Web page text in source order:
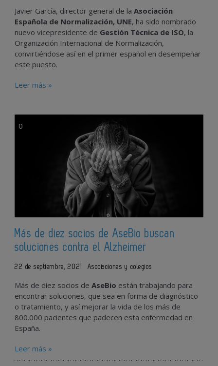
Javier García, director general de la Asociación
Española de Normalización, UNE, ha sido nombrado
nuevo vicepresidente de Gestión Técnica de ISO, la
Organización Internacional de Normalización,
convirtiéndose así en el primer español en desempeñar
este puesto.
Leer más »
0
Más de diez socios de AseBio buscan
soluciones contra el Alzheimer
22 de septiembre, 2021 Asociaciones y colegios
Más de diez socios de AseBio están trabajando para
encontrar soluciones, que sea en forma de diagnóstico
o tratamiento, y así mejorar la vida de los más de
800.000 pacientes que padecen esta enfermedad en
España.
Leer más »